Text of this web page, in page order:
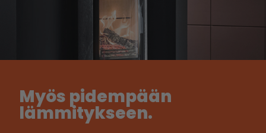
Myös pidempään
lämmitykseen.